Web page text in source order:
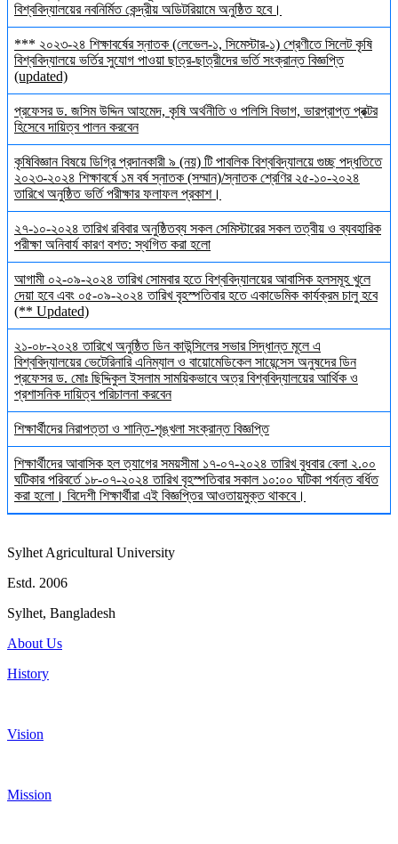
বিশ্ববিদ্যালয়ের নবনির্মিত কেন্দ্রীয় অডিটরিয়ামে অনুষ্ঠিত হবে।
*** ২০২৩-২৪ শিক্ষাবর্ষের স্নাতক (লেভেল-১, সিমেস্টার-১) শ্রেণীতে সিলেট কৃষি
বিশ্ববিদ্যালয়ে ভর্তির সুযোগ পাওয়া ছাত্র-ছাত্রীদের ভর্তি সংক্রান্ত বিজ্ঞপ্তি
(updated)
প্রফেসর ড. জসিম উদ্দিন আহমেদ, কৃষি অর্থনীতি ও পলিসি বিভাগ, ভারপ্রাপ্ত প্রক্টর
হিসেবে দায়িত্ব পালন করবেন
কৃষিবিজ্ঞান বিষয়ে ডিগ্রি প্রদানকারী ৯ (নয়) টি পাবলিক বিশ্ববিদ্যালয়ে গুচ্ছ পদ্ধতিতে
২০২৩-২০২৪ শিক্ষাবর্ষে ১ম বর্ষ স্নাতক (সম্মান)/স্নাতক শ্রেণির ২৫-১০-২০২৪
তারিখে অনুষ্ঠিত ভর্তি পরীক্ষার ফলাফল প্রকাশ।
২৭-১০-২০২৪ তারিখ রবিবার অনুষ্ঠিতব্য সকল সেমিস্টারের সকল তত্বীয় ও ব্যবহারিক
পরীক্ষা অনিবার্য কারণ বশত: স্থগিত করা হলো
আগামী ০২-০৯-২০২৪ তারিখ সোমবার হতে বিশ্ববিদ্যালয়ের আবাসিক হলসমূহ খুলে
দেয়া হবে এবং ০৫-০৯-২০২৪ তারিখ বৃহস্পতিবার হতে একাডেমিক কার্যক্রম চালু হবে
(** Updated)
২১-০৮-২০২৪ তারিখে অনুষ্ঠিত ডিন কাউন্সিলের সভার সিদ্ধান্ত মূলে এ
বিশ্ববিদ্যালয়ের ভেটেরিনারি এনিম্যাল ও বায়োমেডিকেল সায়েন্সেস অনুষদের ডিন
প্রফেসর ড. মোঃ ছিদ্দিকুল ইসলাম সাময়িকভাবে অত্র বিশ্ববিদ্যালয়ের আর্থিক ও
প্রশাসনিক দায়িত্ব পরিচালনা করবেন
শিক্ষার্থীদের নিরাপত্তা ও শান্তি-শৃঙ্খলা সংক্রান্ত বিজ্ঞপ্তি
শিক্ষার্থীদের আবাসিক হল ত্যাগের সময়সীমা ১৭-০৭-২০২৪ তারিখ বুধবার বেলা ২.০০
ঘটিকার পরিবর্তে ১৮-০৭-২০২৪ তারিখ বৃহস্পতিবার সকাল ১০:০০ ঘটিকা পর্যন্ত বর্ধিত
করা হলো। বিদেশী শিক্ষার্থীরা এই বিজ্ঞপ্তির আওতায়মুক্ত থাকবে।
Sylhet Agricultural University
Estd. 2006
Sylhet, Bangladesh
About Us
History
Vision
Mission